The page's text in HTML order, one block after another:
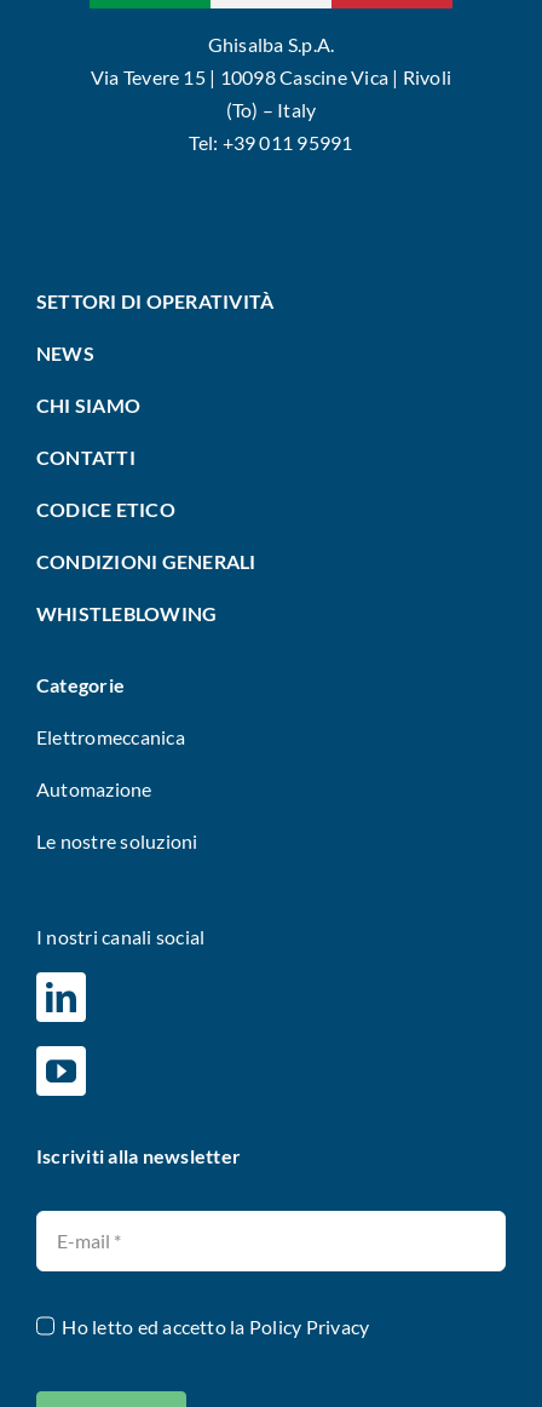
Ghisalba S.p.A.
Via Tevere 15 | 10098 Cascine Vica | Rivoli
(To) – Italy
Tel: +39 011 95991
SETTORI DI OPERATIVITÀ
NEWS
CHI SIAMO
CONTATTI
CODICE ETICO
CONDIZIONI GENERALI
WHISTLEBLOWING
Categorie
Elettromeccanica
Automazione
Le nostre soluzioni
I nostri canali social
Iscriviti alla newsletter
Ho letto ed accetto la Policy Privacy